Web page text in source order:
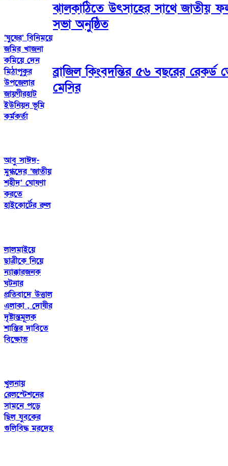
‘ঘুষের’ বিনিময়ে
জমির খাজনা
কমিয়ে দেন
মিঠাপুকুর
উপজেলার
জায়গীরহাট
ইউনিয়ন ভূমি
কর্মকর্তা
আবু সাঈদ-
মুগ্ধদের ‘জাতীয়
শহীদ’ ঘোষণা
করতে
হাইকোর্টের রুল
লালমাইয়ে
ছাত্রীকে নিয়ে
ন্যাক্কারজনক
ঘটনার
প্রতিবাদে উত্তাল
এলাকা , দোষীর
দৃষ্টান্তমূলক
শাস্তির দাবিতে
বিক্ষোভ
খুলনায়
রেলস্টেশনের
সামনে পড়ে
ছিল যুবকের
গুলিবিদ্ধ মরদেহ
ঝালকাঠিতে উৎসাহের সাথে জাতীয়
সভা অনুষ্ঠিত
ব্রাজিল কিংবদন্তির ৫৬ বছরের
মেসির